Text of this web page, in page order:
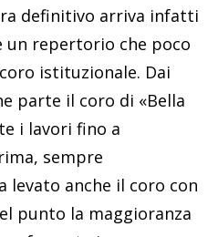
definitivo arriva infatti
repertorio che poco
istituzionale. Dai
parte il coro di «Bella
i lavori fino a
sempre
levato anche il coro con
punto la maggioranza